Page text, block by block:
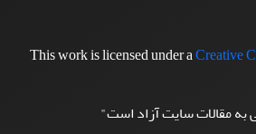
This work is licensed under aCreative
مقالات سایت آزاد است"